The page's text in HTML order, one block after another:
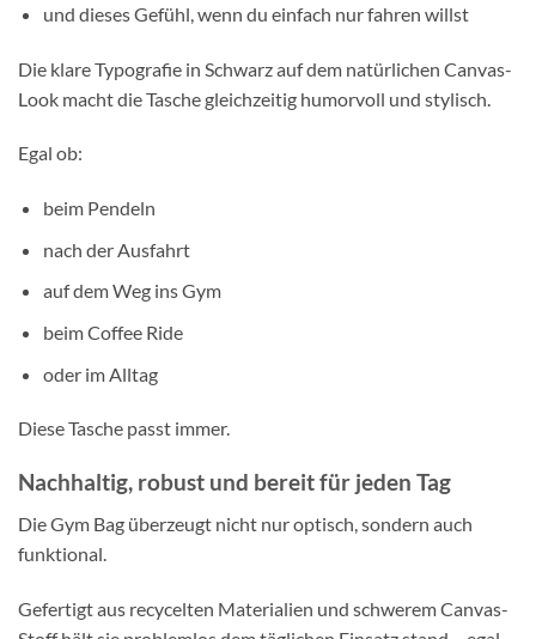
und dieses Gefühl, wenn du einfach nur fahren willst
Die klare Typografie in Schwarz auf dem natürlichen Canvas-
Look macht die Tasche gleichzeitig humorvoll und stylisch.
Egal ob:
beim Pendeln
nach der Ausfahrt
auf dem Weg ins Gym
beim Coffee Ride
oder im Alltag
Diese Tasche passt immer.
Nachhaltig, robust und bereit für jeden Tag
Die Gym Bag überzeugt nicht nur optisch, sondern auch
funktional.
Gefertigt aus recycelten Materialien und schwerem Canvas-